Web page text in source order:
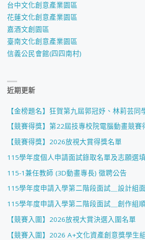
台中文化創意產業園區
花蓮文化創意產業園區
嘉酒文創園區
臺南文化創意產業園區
信義公民會館(四四南村)
近期更新
【金榜題名】狂賀第九屆郭冠妤、林莉芸同
【競賽得獎】第22屆技專校院電腦動畫競賽
【競賽得獎】2026放視大賞得獎名單
115學年度個人申請面試錄取名單及志願選
115-1兼任教師 (3D動畫專長) 徵聘公告
115學年度申請入學第二階段面試＿設計組
115學年度申請入學第二階段面試＿創作組
【競賽入圍】2026放視大賞決選入圍名單
【競賽入圍】2026 A+文化資產創意獎學生